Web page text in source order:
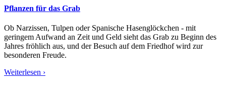
Pflanzen für das Grab
Ob Narzissen, Tulpen oder Spanische Hasenglöckchen - mit
geringem Aufwand an Zeit und Geld sieht das Grab zu Beginn des
Jahres fröhlich aus, und der Besuch auf dem Friedhof wird zur
besonderen Freude.
Weiterlesen ›